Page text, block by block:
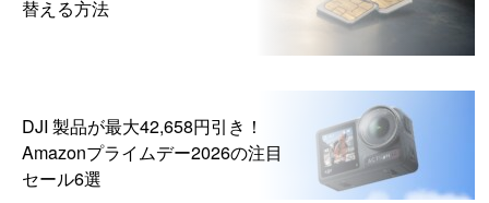
替える方法
DJI 製品が最大42,658円引き！
Amazonプライムデー2026の注目
セール6選